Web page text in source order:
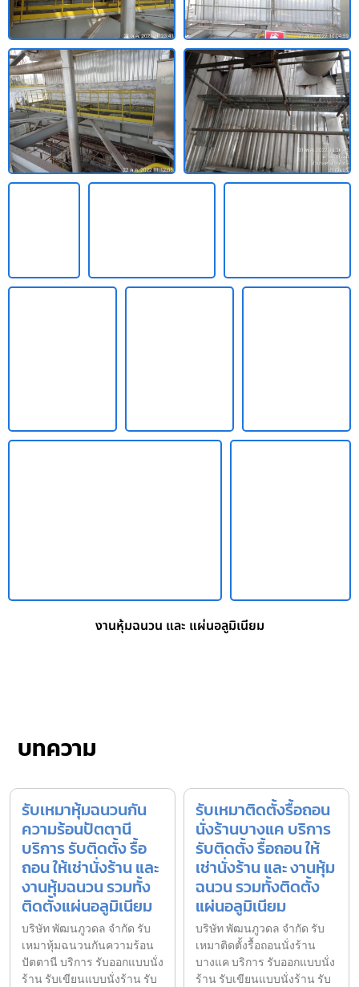
งานหุ้มฉนวน และ แผ่นอลูมิเนียม
บทความ
รับเหมาหุ้มฉนวนกัน
ความร้อนปัตตานี
บริการ รับติดตั้ง รื้อ
ถอน ให้เช่านั่งร้าน และ
งานหุ้มฉนวน รวมทั้ง
ติดตั้งแผ่นอลูมิเนียม
บริษัท พัฒนภูวดล จำกัด รับ
เหมาหุ้มฉนวนกันความร้อน
ปัตตานี บริการ รับออกแบบนั่ง
ร้าน รับเขียนแบบนั่งร้าน รับ
รับเหมาติดตั้งรื้อถอน
นั่งร้านบางแค บริการ
รับติดตั้ง รื้อถอน ให้
เช่านั่งร้าน และ งานหุ้ม
ฉนวน รวมทั้งติดตั้ง
แผ่นอลูมิเนียม
บริษัท พัฒนภูวดล จำกัด รับ
เหมาติดตั้งรื้อถอนนั่งร้าน
บางแค บริการ รับออกแบบนั่ง
ร้าน รับเขียนแบบนั่งร้าน รับ